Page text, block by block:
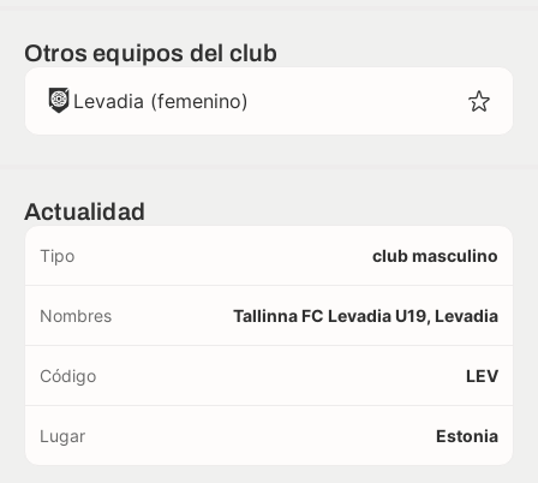
Otros equipos del club
Levadia (femenino)
Actualidad
Tipo club masculino
Nombres Tallinna FC Levadia U19, Levadia
Código LEV
Lugar Estonia